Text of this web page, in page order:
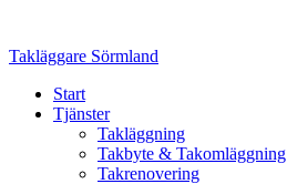
content
Takläggare Sörmland
Start
Tjänster
Takläggning
Takbyte & Takomläggning
Takrenovering